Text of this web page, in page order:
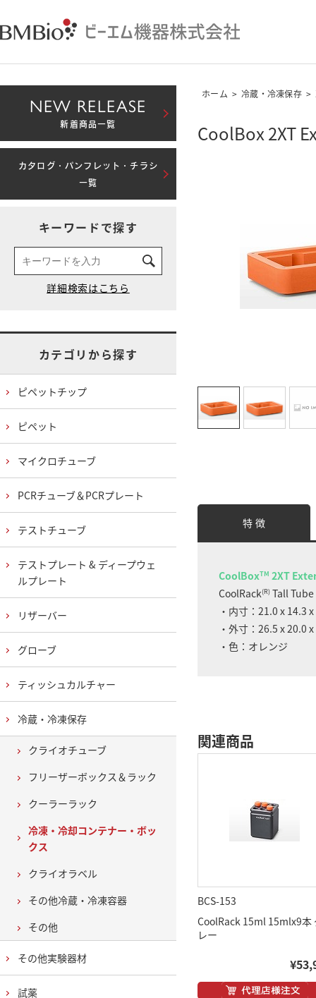
ホーム > 冷蔵・冷凍保存 >
CoolBox 2XT
特 徴
CoolBoxTM 2XT
CoolRack(R) Tall
・内寸：21.0 x 14.3
・外寸：26.5 x 20.0
・色：オレンジ
関連商品
BCS-153
CoolRack 15ml 15mlx9本
レー
NEW RELEASE
新着商品一覧
カタログ・パンフレット・チラシ
一覧
キーワードで探す
カテゴリから探す
ピペットチップ
ピペット
マイクロチューブ
PCRチューブ＆PCRプレート
テストチューブ
テストプレート & ディープウェ
ルプレート
リザーバー
グローブ
ティッシュカルチャー
冷蔵・冷凍保存
クライオチューブ
フリーザーボックス＆ラック
クーラーラック
冷凍・冷却コンテナー・ボッ
クス
クライオラベル
その他冷蔵・冷凍容器
その他
その他実験器材
試薬